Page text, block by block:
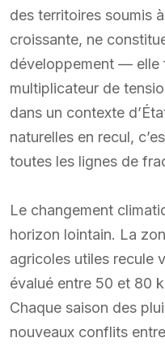
des territoires soumis
croissante, ne
développement — elle
multiplicateur de
dans un contexte
naturelles en recul,
toutes les lignes de
Le changement
horizon lointain. La
agricoles utiles recule
évalué entre 50 et 80
Chaque saison des
nouveaux conflits